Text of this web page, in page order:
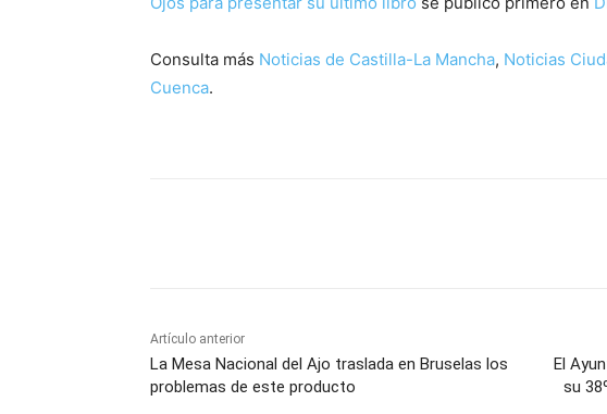
Consulta más Noticias de Castilla-La Mancha, Noticias
Cuenca.
Artículo anterior
La Mesa Nacional del Ajo traslada en Bruselas los
problemas de este producto
El
su